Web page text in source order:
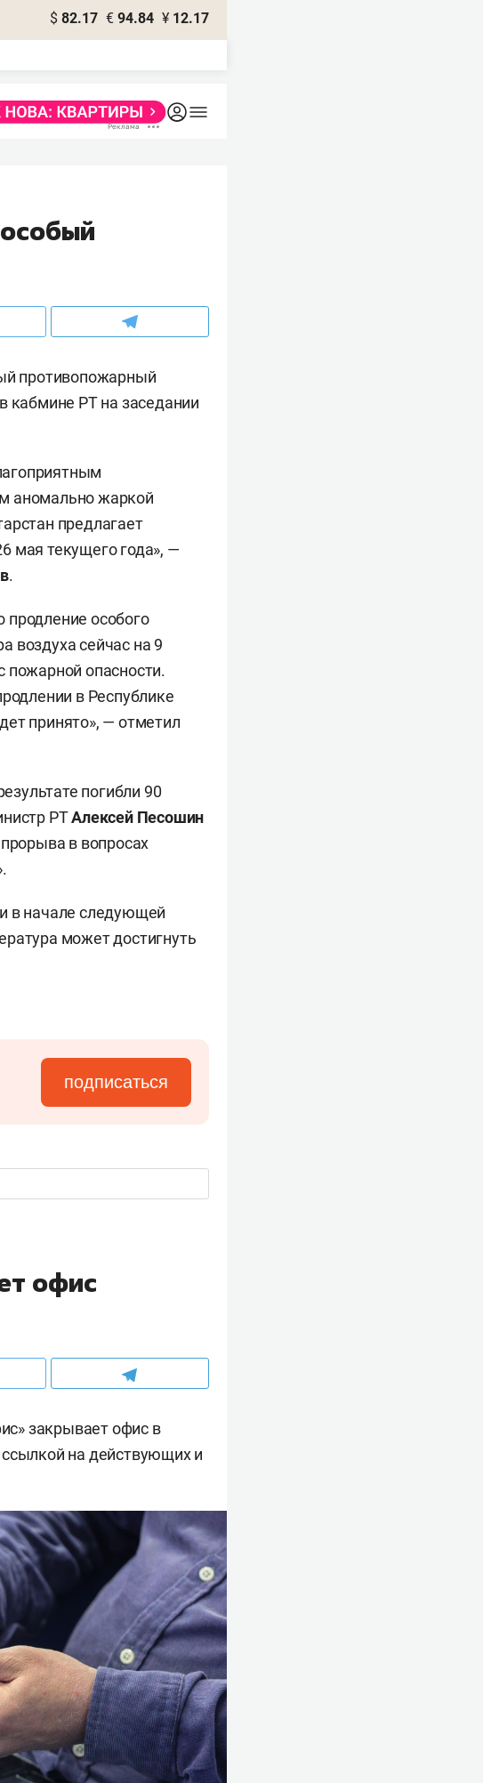
$ 82.17 € 94.84 ¥ 12.17
противопожарный
кабмине РТ на заседании
аномально жаркой
предлагает
мая текущего года», —
.
продление особого
воздуха сейчас на 9
пожарной опасности.
в Республике
принято», — отметил
погибли 90
РТАлексей Песошин
в вопросах
в начале следующей
может достигнуть
подписаться
офис
закрывает офис в
ссылкой на действующих и